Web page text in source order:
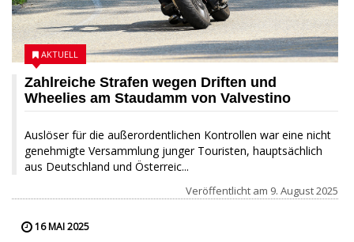
Zahlreiche Strafen wegen Driften und
Wheelies am Staudamm von Valvestino
Auslöser für die außerordentlichen Kontrollen war eine nicht
genehmigte Versammlung junger Touristen, hauptsächlich
aus Deutschland und Österreic...
AKTUELL
Veröffentlicht am 9. August 2025
16 MAI 2025